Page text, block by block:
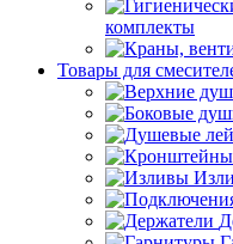
комплекты
Товары для